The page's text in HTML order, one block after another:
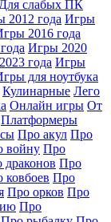
Для слабых ПК
2012 года Игры
2016 года
Игры 2020
года Игры
для ноутбука
Кулинарные Лего
Онлайн игры От
Платформеры
Про акул Про
войну Про
драконов Про
ковбоев Про
Про орков Про
Про